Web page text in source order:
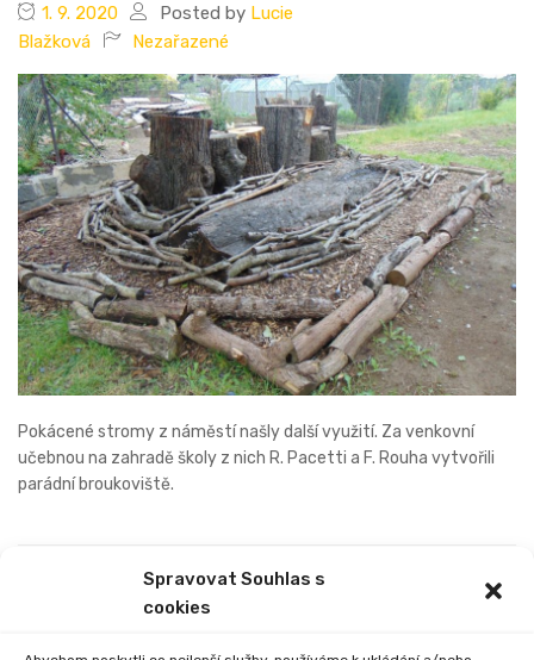
Spravovat Souhlas s
cookies
1. 9. 2020 Posted by Lucie
Blažková
Nezařazené
Pokácené stromy z náměstí našly další využití. Za venkovní
učebnou na zahradě školy z nich R. Pacetti a F. Rouha vytvořili
parádní broukoviště.